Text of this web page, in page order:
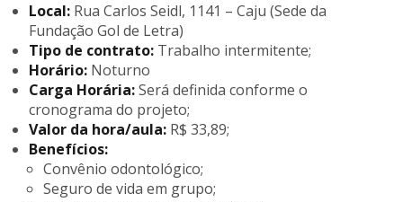
Local: Rua Carlos Seidl, 1141 – Caju (Sede da
Fundação Gol de Letra)
Tipo de contrato: Trabalho intermitente;
Horário: Noturno
Carga Horária:Será definida conforme o
cronograma do projeto;
Valor da hora/aula: R$ 33,89;
Benefícios:
Convênio odontológico;
Seguro de vida em grupo;